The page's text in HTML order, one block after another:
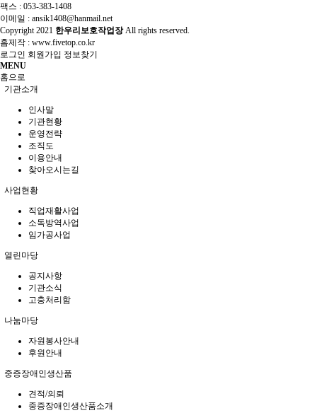
팩스 : 053-383-1408
이메일 : ansik1408@hanmail.net
Copyright2021 한우리보호작업장All rights reserved.
홈제작 : www.fivetop.co.kr
로그인 회원가입 정보찾기
MENU
홈으로
기관소개
인사말
기관현황
운영전략
조직도
이용안내
찾아오시는길
사업현황
직업재활사업
소독방역사업
임가공사업
열린마당
공지사항
기관소식
고충처리함
나눔마당
자원봉사안내
후원안내
중증장애인생산품
견적/의뢰
중증장애인생산품소개